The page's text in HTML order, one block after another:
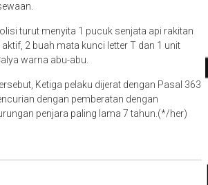
turut menyita 1 pucuk senjata api rakitan
2 buah mata kunci letter T dan 1 unit
warna abu-abu.
Ketiga pelaku dijerat dengan Pasal 363
dengan pemberatan dengan
penjara paling lama 7 tahun.(*/her)